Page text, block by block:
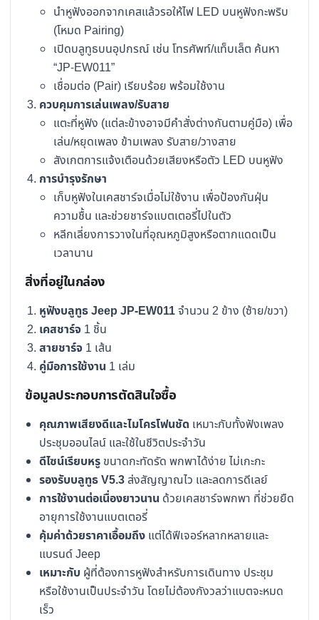
นำหูฟังออกจากเคสแล้วรอให้ไฟ LED บนหูฟังกะพริบ
(โหมด Pairing)
เปิดบลูทูธบนอุปกรณ์ เช่น โทรศัพท์/แท็บเล็ต ค้นหา
“JP-EW011”
เชื่อมต่อ (Pair) เรียบร้อย พร้อมใช้งาน
ควบคุมการเล่นเพลง/รับสาย
แตะที่หูฟัง (แต่ละข้างอาจมีคำสั่งต่างกันตามคู่มือ) เพื่อ
เล่น/หยุดเพลง ข้ามเพลง รับสาย/วางสาย
สังเกตการแจ้งเตือนด้วยเสียงหรือตัว LED บนหูฟัง
การบำรุงรักษา
เก็บหูฟังในเคสชาร์จเมื่อไม่ใช้งาน เพื่อป้องกันฝุ่น
ความชื้น และช่วยชาร์จแบตเตอรี่ไปในตัว
หลีกเลี่ยงการวางในที่อุณหภูมิสูงหรือตากแดดเป็น
เวลานาน
สิ่งที่อยู่ในกล่อง
หูฟังบลูทูธ Jeep JP-EW011จำนวน 2 ข้าง (ซ้าย/ขวา)
เคสชาร์จ 1 ชิ้น
สายชาร์จ 1 เส้น
คู่มือการใช้งาน 1 เล่ม
ข้อมูลประกอบการตัดสินใจซื้อ
คุณภาพเสียงดีและไมโครโฟนชัด เหมาะกับทั้งฟังเพลง
ประชุมออนไลน์ และใช้ในชีวิตประจำวัน
ดีไซน์เรียบหรู ขนาดกะทัดรัด พกพาได้ง่าย ไม่เกะกะ
รองรับบลูทูธ V5.3ส่งสัญญาณไว และลดการดีเลย์
การใช้งานต่อเนื่องยาวนาน ด้วยเคสชาร์จพกพา ที่ช่วยยืด
อายุการใช้งานแบตเตอรี่
คุ้มค่าด้วยราคาเอื้อมถึง แต่ได้ฟีเจอร์หลากหลายและ
แบรนด์ Jeep
เหมาะกับ ผู้ที่ต้องการหูฟังสำหรับการเดินทาง ประชุม
หรือใช้งานเป็นประจำวัน โดยไม่ต้องกังวลว่าแบตจะหมด
เร็ว